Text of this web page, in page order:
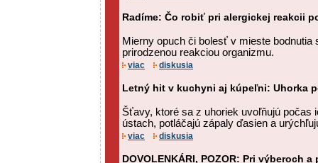
Radíme: Čo robiť pri alergickej reakcii
Mierny opuch či bolesť v mieste bodnutia
prirodzenou reakciou organizmu.
viac diskusia
Letný hit v kuchyni aj kúpeľni: Uhorka
Šťavy, ktoré sa z uhoriek uvoľňujú počas
ústach, potláčajú zápaly ďasien a
viac diskusia
DOVOLENKÁRI, POZOR: Pri výberoch